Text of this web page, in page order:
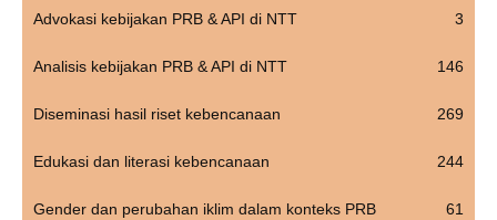
Advokasi kebijakan PRB & API di NTT 3
Analisis kebijakan PRB & API di NTT 146
Diseminasi hasil riset kebencanaan 269
Edukasi dan literasi kebencanaan 244
Gender dan perubahan iklim dalam konteks PRB 61